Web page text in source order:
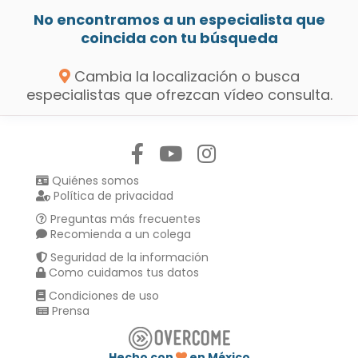
No encontramos a un especialista que
coincida con tu búsqueda
Cambia la localización o busca
especialistas que ofrezcan vídeo consulta.
Quiénes somos
Política de privacidad
Preguntas más frecuentes
Recomienda a un colega
Seguridad de la información
Como cuidamos tus datos
Condiciones de uso
Prensa